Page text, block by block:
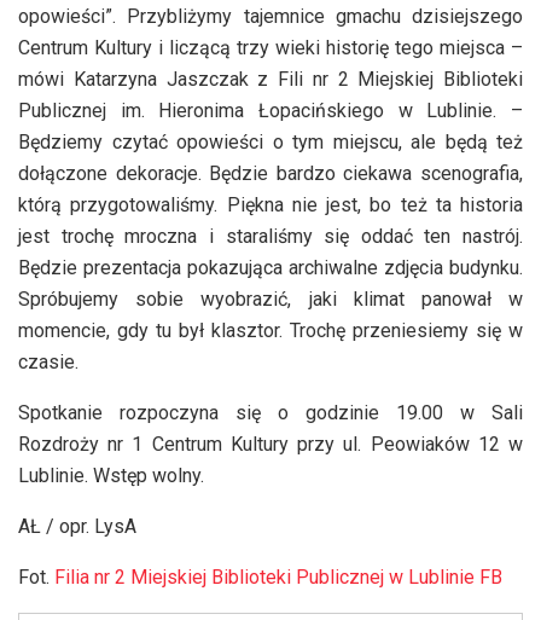
opowieści”. Przybliżymy tajemnice gmachu dzisiejszego
Centrum Kultury i liczącą trzy wieki historię tego miejsca –
mówi Katarzyna Jaszczak z Fili nr 2 Miejskiej Biblioteki
Publicznej im. Hieronima Łopacińskiego w Lublinie. –
Będziemy czytać opowieści o tym miejscu, ale będą też
dołączone dekoracje. Będzie bardzo ciekawa scenografia,
którą przygotowaliśmy. Piękna nie jest, bo też ta historia
jest trochę mroczna i staraliśmy się oddać ten nastrój.
Będzie prezentacja pokazująca archiwalne zdjęcia budynku.
Spróbujemy sobie wyobrazić, jaki klimat panował w
momencie, gdy tu był klasztor. Trochę przeniesiemy się w
czasie.
Spotkanie rozpoczyna się o godzinie 19.00 w Sali
Rozdroży nr 1 Centrum Kultury przy ul. Peowiaków 12 w
Lublinie. Wstęp wolny.
AŁ / opr. LysA
Fot. Filia nr 2 Miejskiej Biblioteki Publicznej w Lublinie FB